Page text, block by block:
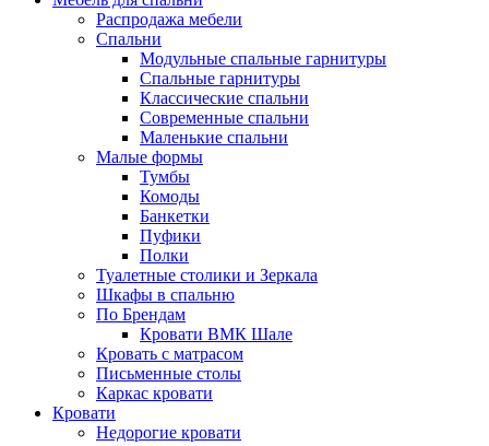
Распродажа мебели
Спальни
Модульные спальные гарнитуры
Спальные гарнитуры
Классические спальни
Современные спальни
Маленькие спальни
Малые формы
Тумбы
Комоды
Банкетки
Пуфики
Полки
Туалетные столики и Зеркала
Шкафы в спальню
По Брендам
Кровати ВМК Шале
Кровать с матрасом
Письменные столы
Каркас кровати
Кровати
Недорогие кровати